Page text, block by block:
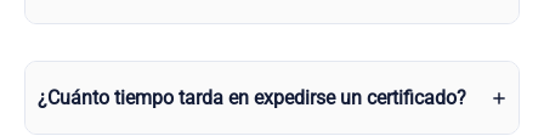
¿Cuánto tiempo tarda en expedirse un certificado?